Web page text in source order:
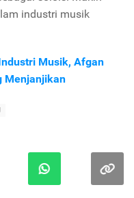
industri musik
Musik, Afgan
Menjanjikan